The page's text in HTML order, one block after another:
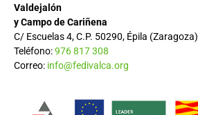
Valdejalón
y Campo de Cariñena
C/ Escuelas 4, C.P. 50290, Épila (Zaragoza)
Teléfono:976 817 308
Correo: info@fedivalca.org